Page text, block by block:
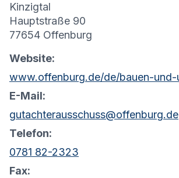
Kinzigtal
Hauptstraße 90
77654 Offenburg
Website:
E-Mail:
gutachterausschuss@offenburg.de
Telefon:
0781 82-2323
Fax: